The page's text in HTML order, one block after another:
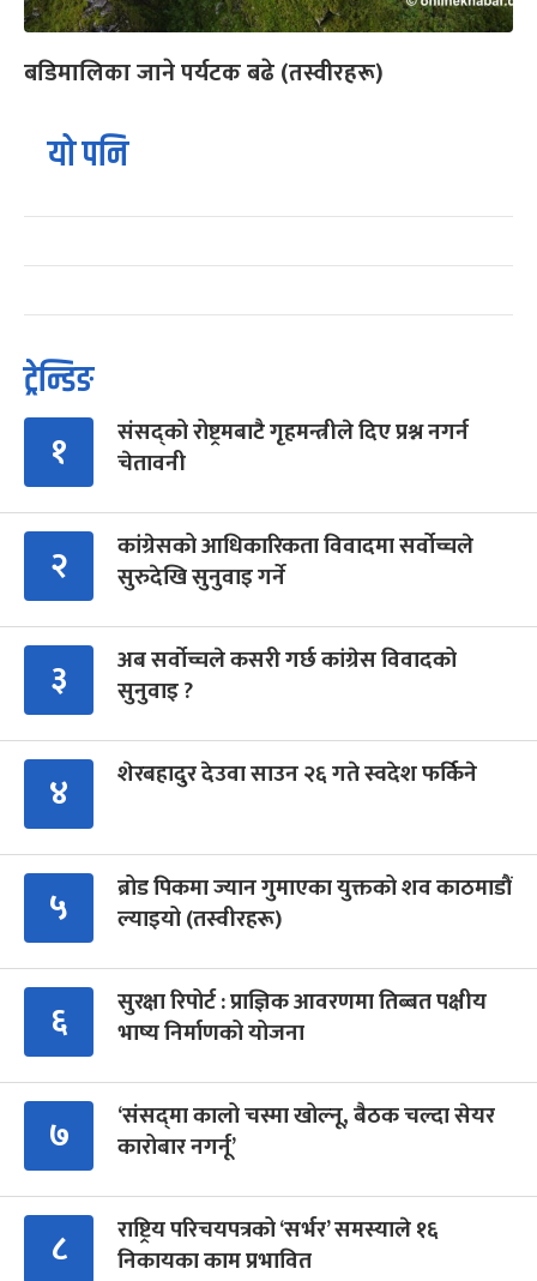
बडिमालिका जाने पर्यटक बढे (तस्वीरहरू)
यो पनि
ट्रेन्डिङ
१
संसद्को रोष्ट्रमबाटै गृहमन्त्रीले दिए प्रश्न नगर्न
चेतावनी
२
कांग्रेसको आधिकारिकता विवादमा सर्वोच्चले
सुरुदेखि सुनुवाइ गर्ने
३
अब सर्वोच्चले कसरी गर्छ कांग्रेस विवादको
सुनुवाइ ?
४ शेरबहादुर देउवा साउन २६ गते स्वदेश फर्किने
५
ब्रोड पिकमा ज्यान गुमाएका युक्तको शव काठमाडौं
ल्याइयो (तस्वीरहरू)
६
सुरक्षा रिपोर्ट : प्राज्ञिक आवरणमा तिब्बत पक्षीय
भाष्य निर्माणको योजना
७
‘संसद्‍मा कालो चस्मा खोल्नू, बैठक चल्दा सेयर
कारोबार नगर्नू’
८
राष्ट्रिय परिचयपत्रको ‘सर्भर’ समस्याले १६
निकायका काम प्रभावित